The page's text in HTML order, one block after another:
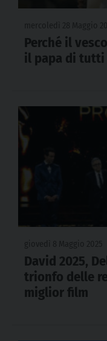
Perché il
il papa di tutti
David 2025,
trionfo delle
miglior film